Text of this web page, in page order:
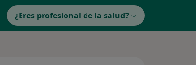
¿Eres profesional de la salud?